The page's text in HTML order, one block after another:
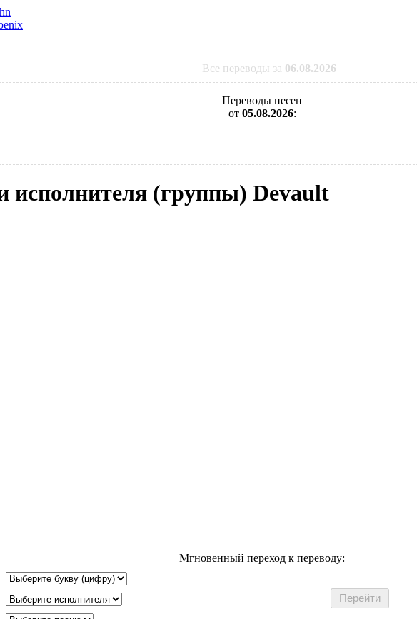
Все переводы за 06.08.2026
Переводы песен
от 05.08.2026:
исполнителя (группы) Devault
Мгновенный переход к переводу: